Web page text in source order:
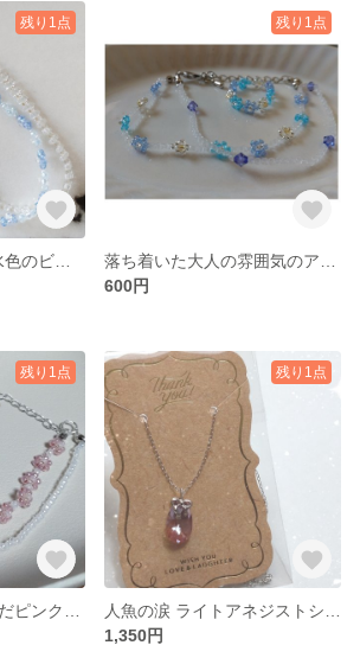
残り1点 残り1点
600円
残り1点 残り1点
1,350円